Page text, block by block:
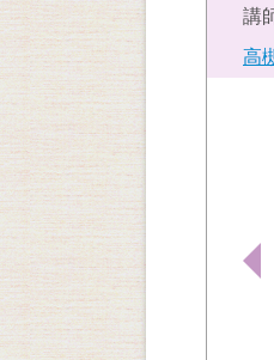
講
高